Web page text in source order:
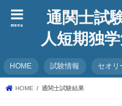
通関士試
人短期独
menu
HOME 試験情報 セオリ
HOME 通関士試験結果